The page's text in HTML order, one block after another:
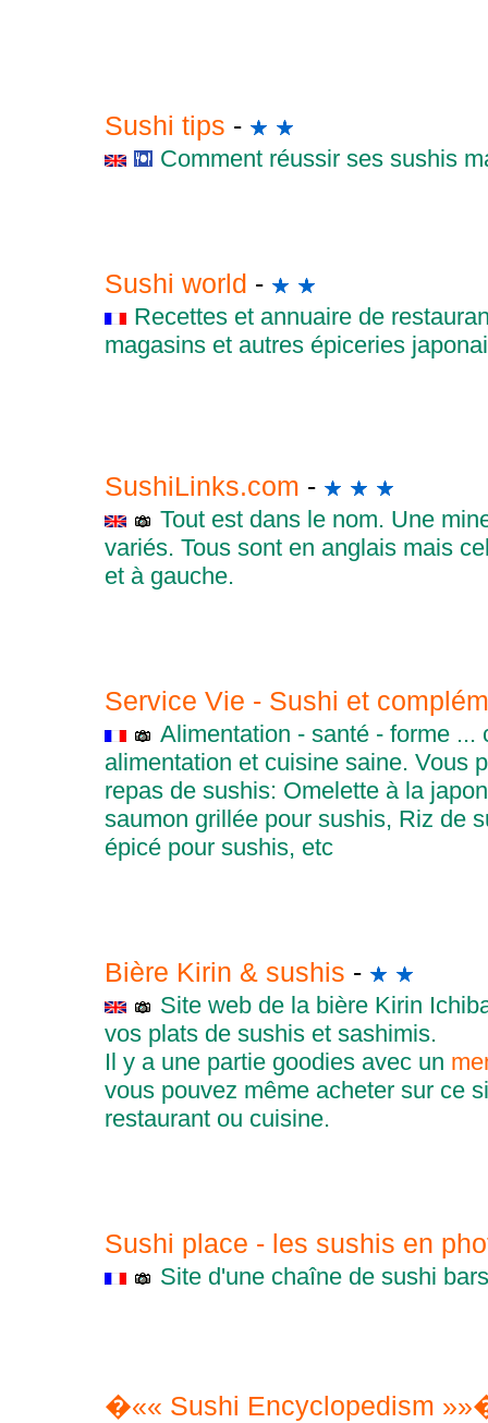
Sushi tips -
Comment réussir ses sushis
Sushi world -
Recettes et annuaire de
magasins et autres épiceries
SushiLinks.com -
Tout est dans le nom. Une
variés. Tous sont en anglais mais
et à gauche.
Service Vie - Sushi et
Alimentation - santé - forme
alimentation et cuisine saine. Vous
repas de sushis: Omelette à la
saumon grillée pour sushis, Riz de
épicé pour sushis, etc
Bière Kirin & sushis -
Site web de la bière Kirin
vos plats de sushis et sashimis.
Il y a une partie goodies avec un
vous pouvez même acheter sur ce
restaurant ou cuisine.
Sushi place - les sushis en
Site d'une chaîne de sushi
�«« Sushi Encyclopedism